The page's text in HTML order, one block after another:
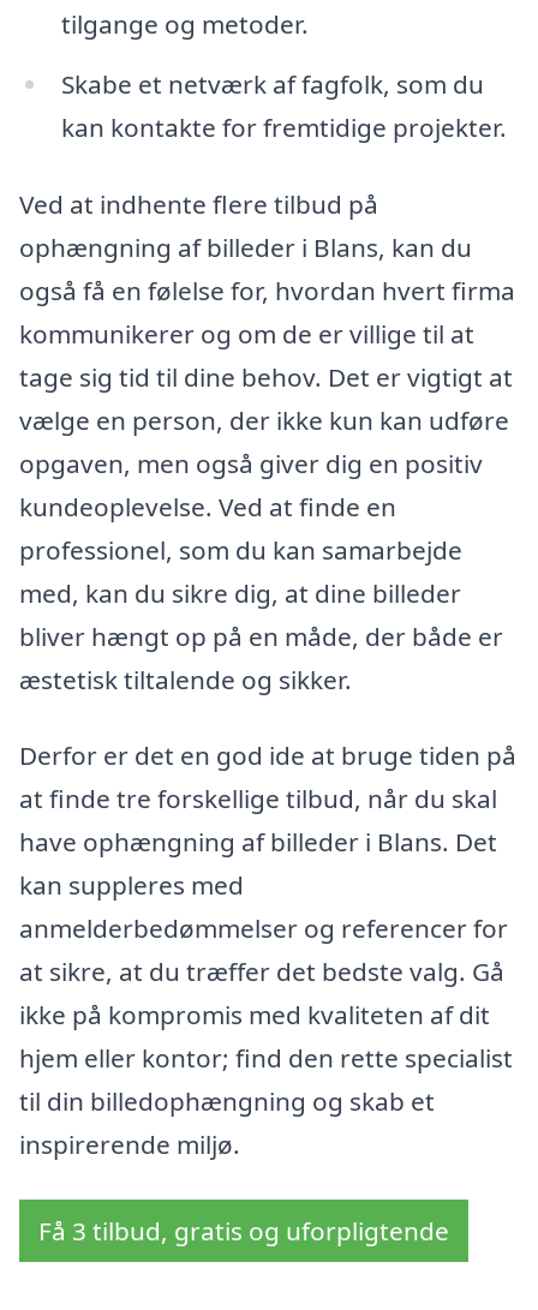
tilgange og metoder.
Skabe et netværk af fagfolk, som du
kan kontakte for fremtidige projekter.
Ved at indhente flere tilbud på
ophængning af billeder i Blans, kan du
også få en følelse for, hvordan hvert firma
kommunikerer og om de er villige til at
tage sig tid til dine behov. Det er vigtigt at
vælge en person, der ikke kun kan udføre
opgaven, men også giver dig en positiv
kundeoplevelse. Ved at finde en
professionel, som du kan samarbejde
med, kan du sikre dig, at dine billeder
bliver hængt op på en måde, der både er
æstetisk tiltalende og sikker.
Derfor er det en god ide at bruge tiden på
at finde tre forskellige tilbud, når du skal
have ophængning af billeder i Blans. Det
kan suppleres med
anmelderbedømmelser og referencer for
at sikre, at du træffer det bedste valg. Gå
ikke på kompromis med kvaliteten af dit
hjem eller kontor; find den rette specialist
til din billedophængning og skab et
inspirerende miljø.
Få 3 tilbud, gratis og uforpligtende